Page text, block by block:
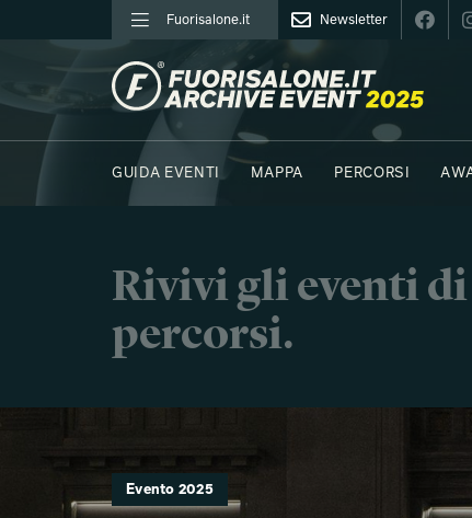
Fuorisalone.it Newsletter
FUORISALONE.IT
GUIDA EVENTI
MAPPA PERCORSI
Rivivi gli eventi
percorsi.
Evento 2025